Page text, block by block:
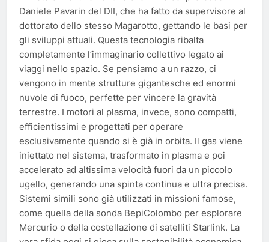
Daniele Pavarin del DII, che ha fatto da supervisore al
dottorato dello stesso Magarotto, gettando le basi per
gli sviluppi attuali. Questa tecnologia ribalta
completamente l’immaginario collettivo legato ai
viaggi nello spazio. Se pensiamo a un razzo, ci
vengono in mente strutture gigantesche ed enormi
nuvole di fuoco, perfette per vincere la gravità
terrestre. I motori al plasma, invece, sono compatti,
efficientissimi e progettati per operare
esclusivamente quando si è già in orbita. Il gas viene
iniettato nel sistema, trasformato in plasma e poi
accelerato ad altissima velocità fuori da un piccolo
ugello, generando una spinta continua e ultra precisa.
Sistemi simili sono già utilizzati in missioni famose,
come quella della sonda BepiColombo per esplorare
Mercurio o della costellazione di satelliti Starlink. La